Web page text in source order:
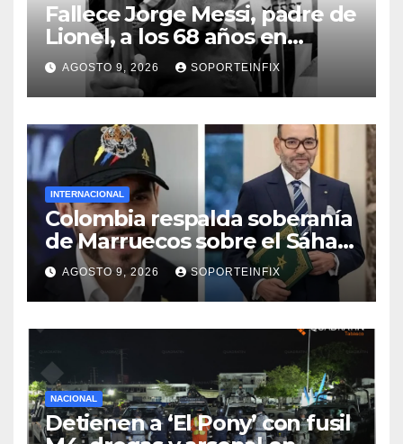
Fallece Jorge Messi, padre de
Lionel, a los 68 años en
Rosario
AGOSTO 9, 2026 SOPORTEINFIX
INTERNACIONAL
Colombia respalda soberanía
de Marruecos sobre el Sáhara
y busca TLC
AGOSTO 9, 2026 SOPORTEINFIX
NACIONAL
Detienen a ‘El Pony’ con fusil